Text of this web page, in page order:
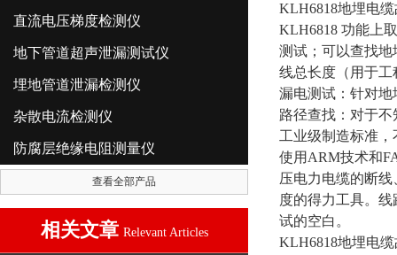
直流电压梯度检测仪
地下管道超声泄漏测试仪
埋地管道泄漏检测仪
杂散电流检测仪
防腐层绝缘电阻测量仪
查看全部产品
相关文章 Relevant Articles
KLH6818地埋电
KLH6818 功能上
测试；可以查找
线总长度（用于工
漏电测试：针对
路径查找：对于
工业级制造标准
使用ARM技术和
压电力电缆的断
度的得力工具。
试的空白。
KLH6818地埋电